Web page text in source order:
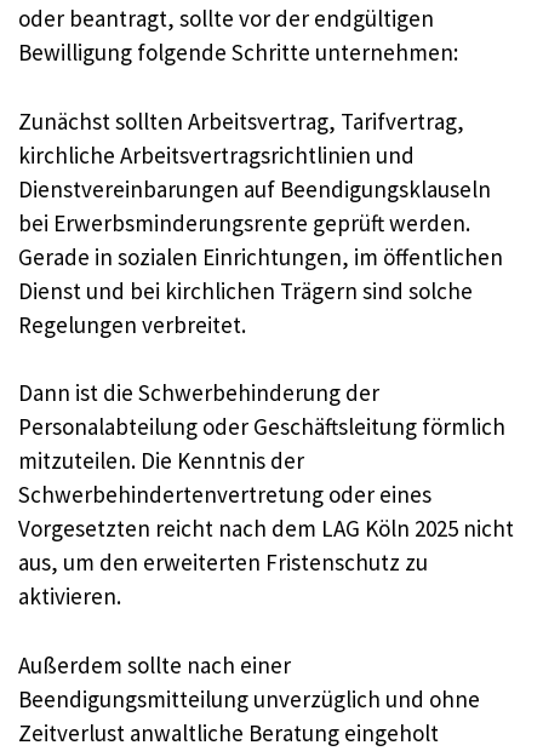
oder beantragt, sollte vor der endgültigen
Bewilligung folgende Schritte unternehmen:
Zunächst sollten Arbeitsvertrag, Tarifvertrag,
kirchliche Arbeitsvertragsrichtlinien und
Dienstvereinbarungen auf Beendigungsklauseln
bei Erwerbsminderungsrente geprüft werden.
Gerade in sozialen Einrichtungen, im öffentlichen
Dienst und bei kirchlichen Trägern sind solche
Regelungen verbreitet.
Dann ist die Schwerbehinderung der
Personalabteilung oder Geschäftsleitung förmlich
mitzuteilen. Die Kenntnis der
Schwerbehindertenvertretung oder eines
Vorgesetzten reicht nach dem LAG Köln 2025 nicht
aus, um den erweiterten Fristenschutz zu
aktivieren.
Außerdem sollte nach einer
Beendigungsmitteilung unverzüglich und ohne
Zeitverlust anwaltliche Beratung eingeholt